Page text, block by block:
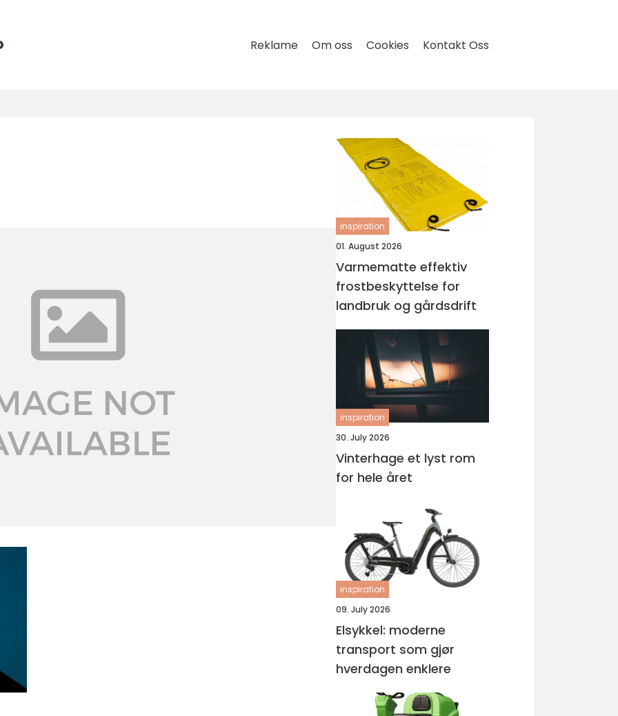
Reklame Om oss Cookies Kontakt Oss
inspiration
01. August 2026
Varmematte effektiv
frostbeskyttelse for
landbruk og gårdsdrift
inspiration
30. July 2026
Vinterhage et lyst rom
for hele året
inspiration
09. July 2026
Elsykkel: moderne
transport som gjør
hverdagen enklere